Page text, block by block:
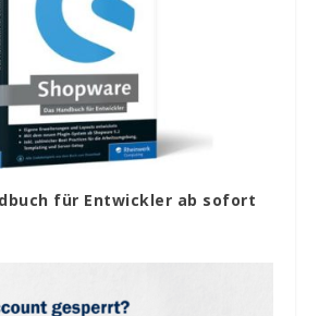
für Entwickler ab sofort